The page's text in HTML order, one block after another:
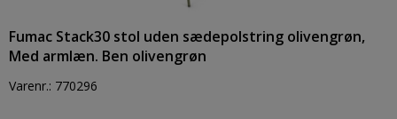
Fumac Stack30 stol uden sædepolstring olivengrøn,
Med armlæn. Ben olivengrøn
Varenr.: 770296